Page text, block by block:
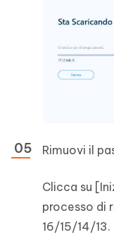
Rimuovi il
Clicca su
processo di
16/15/14/13.